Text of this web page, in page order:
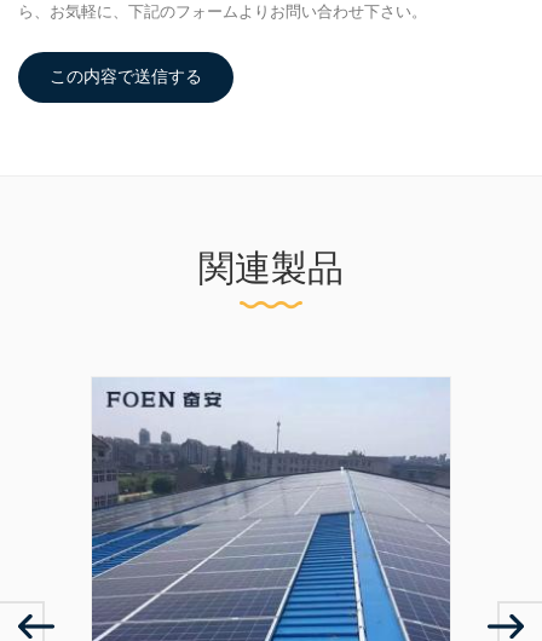
ら、お気軽に、下記のフォームよりお問い合わせ下さい。
この内容で送信する
関連製品